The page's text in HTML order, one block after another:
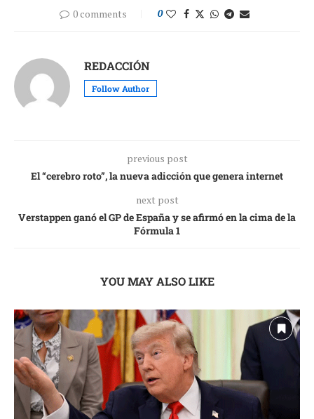
0 comments 0
REDACCIÓN
Follow Author
previous post
El “cerebro roto”, la nueva adicción que genera internet
next post
Verstappen ganó el GP de España y se afirmó en la cima de la
Fórmula 1
YOU MAY ALSO LIKE